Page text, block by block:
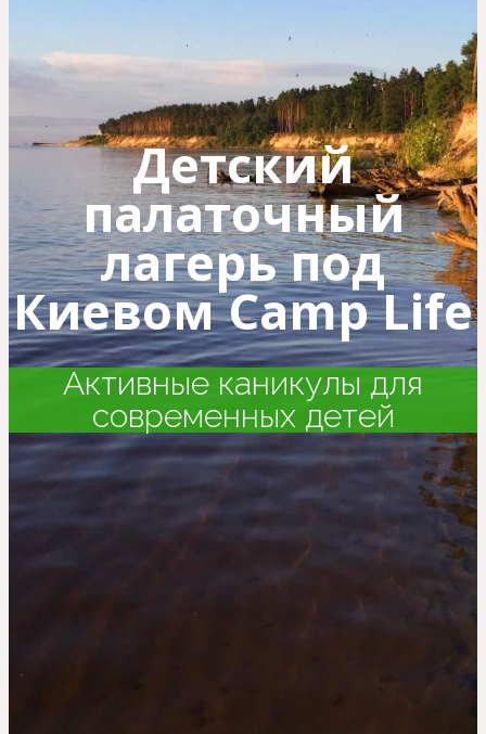
Детский
палаточный
лагерь под
Киевом Camp Life
Активные каникулы для
современных детей